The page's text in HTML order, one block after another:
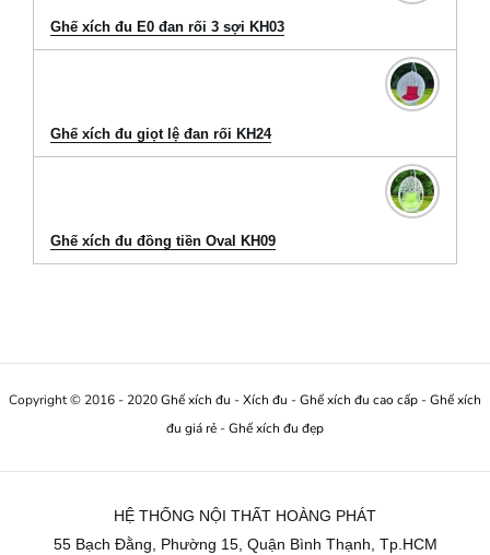
Ghế xích đu E0 đan rối 3 sợi KH03
Ghế xích đu giọt lệ đan rối KH24
Ghế xích đu đồng tiền Oval KH09
Copyright © 2016 - 2020Ghế xích đu -Xích đu -Ghế xích đu cao cấp -Ghế xích
đu giá rẻ -Ghế xích đu đẹp
HỆ THỐNG NỘI THẤT HOÀNG PHÁT
55 Bạch Đằng, Phường 15, Quận Bình Thạnh, Tp.HCM